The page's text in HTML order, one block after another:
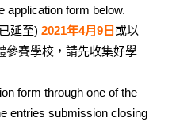
application form below.
延至) 2021年4月9日 或以
參賽學校，請先收集好學
form through one of the
entries submission closing